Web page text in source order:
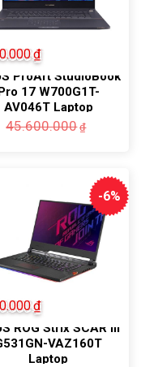
ProArt StudioBook
17 W700G1T-
AV046T Laptop
45.600.000 ₫
₫
-6%
ROG Strix SCAR III
VAZ160T
Laptop
₫